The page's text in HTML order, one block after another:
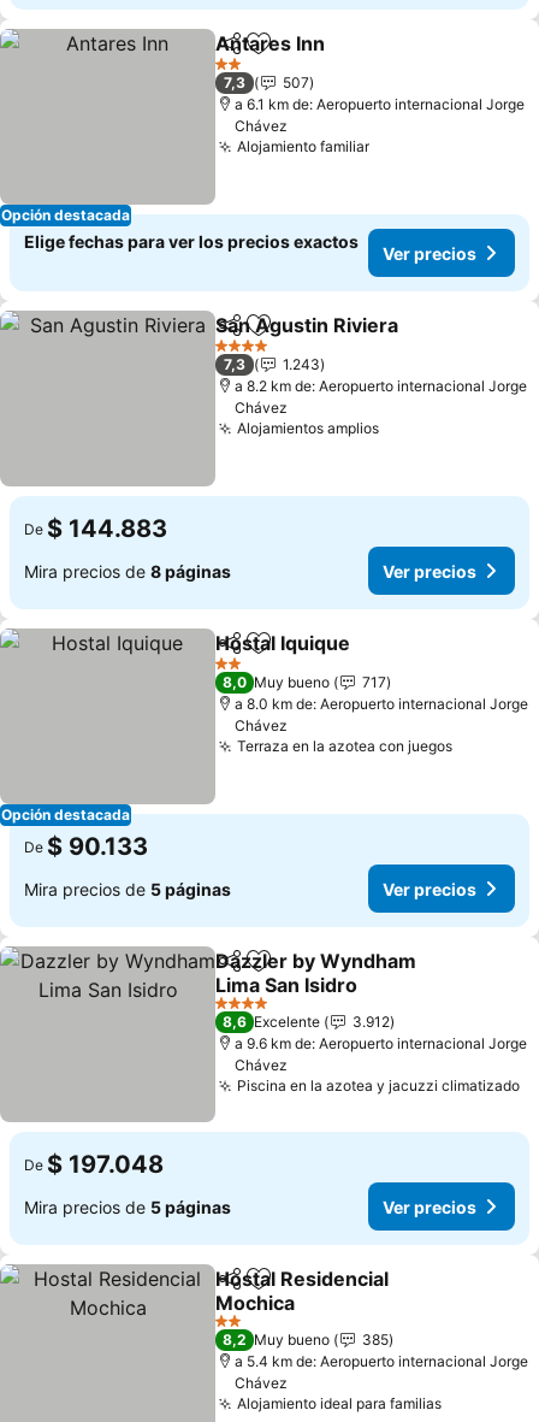
Opción destacada
CompartirAgregar a favoritos
Antares Inn
2 Estrellas
7,3
507
a 6.1 km de: Aeropuerto internacional Jorge
Chávez
Alojamiento familiar
Elige fechas para ver los precios exactos
Ver precios
CompartirAgregar a favoritos
San Agustin Riviera
4 Estrellas
7,3
1.243
a 8.2 km de: Aeropuerto internacional Jorge
Chávez
Alojamientos amplios
De $ 144.883
Mira precios de 8 páginas Ver precios
Opción destacada
CompartirAgregar a favoritos
Hostal Iquique
2 Estrellas
8,0 Muy bueno
717
a 8.0 km de: Aeropuerto internacional Jorge
Chávez
Terraza en la azotea con juegos
De $ 90.133
Mira precios de 5 páginas Ver precios
CompartirAgregar a favoritos
Dazzler by Wyndham
Lima San Isidro
4 Estrellas
8,6 Excelente
3.912
a 9.6 km de: Aeropuerto internacional Jorge
Chávez
Piscina en la azotea y jacuzzi climatizado
De $ 197.048
Mira precios de 5 páginas Ver precios
CompartirAgregar a favoritos
Hostal Residencial
Mochica
2 Estrellas
8,2 Muy bueno
385
a 5.4 km de: Aeropuerto internacional Jorge
Chávez
Alojamiento ideal para familias